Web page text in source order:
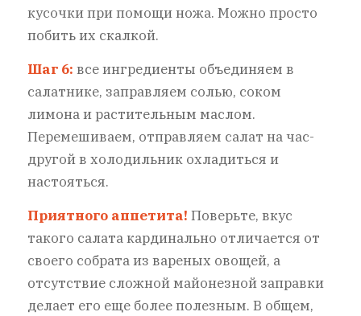
кусочки при помощи ножа. Можно просто
побить их скалкой.
Шаг 6: все ингредиенты объединяем в
салатнике, заправляем солью, соком
лимона и растительным маслом.
Перемешиваем, отправляем салат на час-
другой в холодильник охладиться и
настояться.
Приятного аппетита! Поверьте, вкус
такого салата кардинально отличается от
своего собрата из вареных овощей, а
отсутствие сложной майонезной заправки
делает его еще более полезным. В общем,